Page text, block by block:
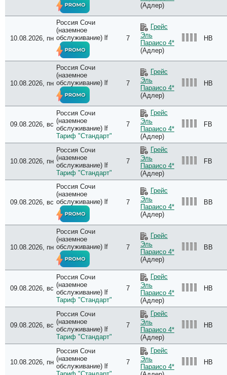
(Адлер)
10.08.2026, пн
Россия Сочи
(наземное
обслуживание) lf
7
Грейс
Эль
Параисо 4*
(Адлер)
HB
10.08.2026, пн
Россия Сочи
(наземное
обслуживание) lf
7
Грейс
Эль
Параисо 4*
(Адлер)
HB
09.08.2026, вс
Россия Сочи
(наземное
обслуживание) lf
Тариф "Стандарт"
7
Грейс
Эль
Параисо 4*
(Адлер)
FB
10.08.2026, пн
Россия Сочи
(наземное
обслуживание) lf
Тариф "Стандарт"
7
Грейс
Эль
Параисо 4*
(Адлер)
FB
09.08.2026, вс
Россия Сочи
(наземное
обслуживание) lf
7
Грейс
Эль
Параисо 4*
(Адлер)
BB
10.08.2026, пн
Россия Сочи
(наземное
обслуживание) lf
7
Грейс
Эль
Параисо 4*
(Адлер)
BB
09.08.2026, вс
Россия Сочи
(наземное
обслуживание) lf
Тариф "Стандарт"
7
Грейс
Эль
Параисо 4*
(Адлер)
HB
09.08.2026, вс
Россия Сочи
(наземное
обслуживание) lf
Тариф "Стандарт"
7
Грейс
Эль
Параисо 4*
(Адлер)
HB
10.08.2026, пн
Россия Сочи
(наземное
обслуживание) lf
7
Грейс
Эль
Параисо 4*
HB